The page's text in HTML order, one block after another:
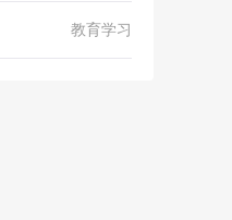
教育学习